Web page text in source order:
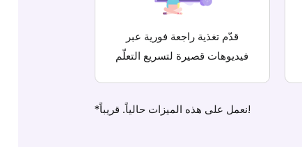
قدّم تغذية راجعة فورية عبر
فيديوهات قصيرة لتسريع التعلّم
*نعمل على هذه الميزات حالياً. قريباً!